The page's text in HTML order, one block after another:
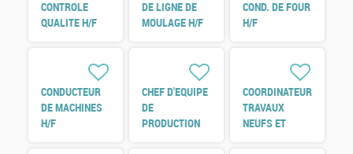
CONTROLE
QUALITE H/F
DE LIGNE DE
MOULAGE H/F
COND. DE FOUR
H/F
CONDUCTEUR
DE MACHINES
H/F
CHEF D'EQUIPE
DE
PRODUCTION
COORDINATEUR
TRAVAUX
NEUFS ET